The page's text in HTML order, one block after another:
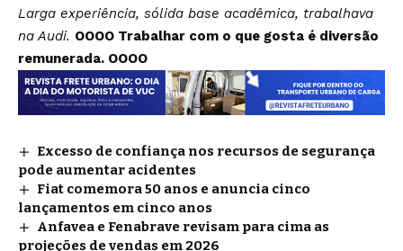
Larga experiência, sólida base acadêmica, trabalhava
na Audi. OOOO Trabalhar com o que gosta é diversão
remunerada. OOOO
Excesso de confiança nos recursos de segurança
pode aumentar acidentes
Fiat comemora 50 anos e anuncia cinco
lançamentos em cinco anos
Anfavea e Fenabrave revisam para cima as
projeções de vendas em 2026